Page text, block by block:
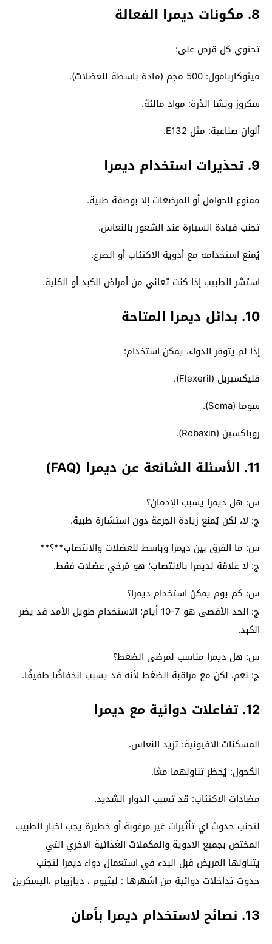
8. مكونات ديمرا الفعالة
تحتوي كل قرص على:
ميثوكاربامول: 500 مجم (مادة باسطة للعضلات).
سكروز ونشا الذرة: مواد مالئة.
ألوان صناعية: مثل E132.
9. تحذيرات استخدام ديمرا
ممنوع للحوامل أو المرضعات إلا بوصفة طبية.
تجنب قيادة السيارة عند الشعور بالنعاس.
يُمنع استخدامه مع أدوية الاكتئاب أو الصرع.
استشر الطبيب إذا كنت تعاني من أمراض الكبد أو الكلية.
10. بدائل ديمرا المتاحة
إذا لم يتوفر الدواء، يمكن استخدام:
فليكسيريل (Flexeril).
سوما (Soma).
روباكسين (Robaxin).
11. الأسئلة الشائعة عن ديمرا (FAQ)
س: هل ديمرا يسبب الإدمان؟
ج: لا، لكن يُمنع زيادة الجرعة دون استشارة طبية.
س: ما الفرق بين ديمرا وباسط للعضلات والانتصاب**؟**
ج: لا علاقة لديمرا بالانتصاب؛ هو مُرخي عضلات فقط.
س: كم يوم يمكن استخدام ديمرا؟
ج: الحد الأقصى هو 7-10 أيام؛ الاستخدام طويل الأمد قد يضر
الكبد.
س: هل ديمرا مناسب لمرضى الضغط؟
ج: نعم، لكن مع مراقبة الضغط لأنه قد يسبب انخفاضًا طفيفًا.
12. تفاعلات دوائية مع ديمرا
المسكنات الأفيونية: تزيد النعاس.
الكحول: يُحظر تناولهما معًا.
مضادات الاكتئاب: قد تسبب الدوار الشديد.
لتجنب حدوث اي تأثيرات غير مرغوبة أو خطيرة يجب اخبار الطبيب
المختص بجميع الادوية والمكملات الغذائية الاخري التي
يتناولها المريض قبل البدء في استعمال دواء ديمرا لتجنب
حدوث تداخلات دوائية من اشهرها : ليثيوم ، ديازيبام ،اليسكرين
13. نصائح لاستخدام ديمرا بأمان